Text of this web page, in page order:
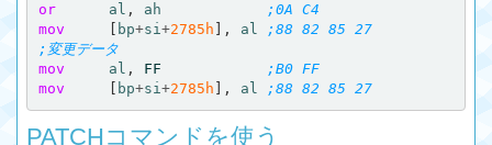
or
al , ah
;0A C4
mov
bp+si+2785h ], al
;88 82 85 27
;変更データ
mov
al , FF
;B0 FF
mov
bp+si+2785h ], al ;88 82 85 27
PATCHコマンドを使う